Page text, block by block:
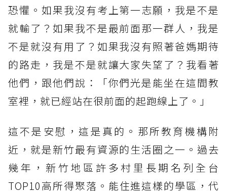
恐懼。如果我沒有考上第一志願，我是不是
就輸了？如果我不是最前面那一群人，我是
不是就沒有用了？如果我沒有照著爸媽期待
的路走，我是不是就讓大家失望了？我看著
他們，跟他們說：「你們光是能坐在這間教
室裡，就已經站在很前面的起跑線上了。」​
這不是安慰，這是真的。那所教育機構附
近，就是新竹最有資源的生活圈之一。過去
幾年，新竹地區許多村里長期名列全台
TOP10高所得聚落。能住進這樣的學區，代